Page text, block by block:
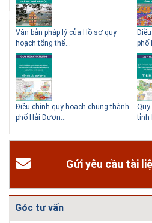
Văn bản pháp lý của Hồ sơ quy
hoạch tổng thể...
Điều chỉnh quy hoạch chung thành
phố Hải Dươn...
phố
Quy
tỉnh
Gửi yêu cầu tài
Góc tư vấn